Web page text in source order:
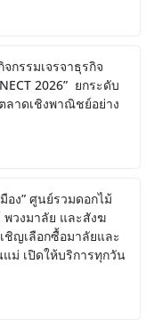
กรรมเจรจาธุรกิจ
2026” ยกระดับ
าดเชิงพาณิชย์อย่าง
อง” ศูนย์รวมดอกไม้
วงมาลัย และสังฆ
ญเลือกซื้อมาลัยและ
ม่ เปิดให้บริการทุกวัน